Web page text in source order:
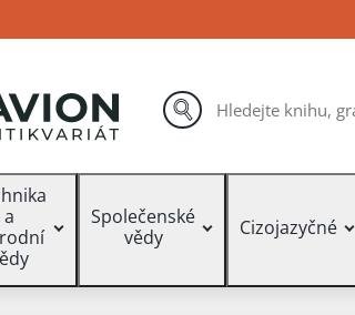
hledat
a
Společenské
vědy
Cizojazyčné